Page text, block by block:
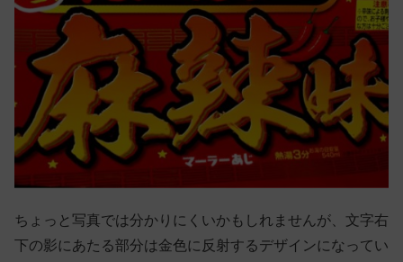
ちょっと写真では分かりにくいかもしれませんが、文字右
下の影にあたる部分は金色に反射するデザインになってい